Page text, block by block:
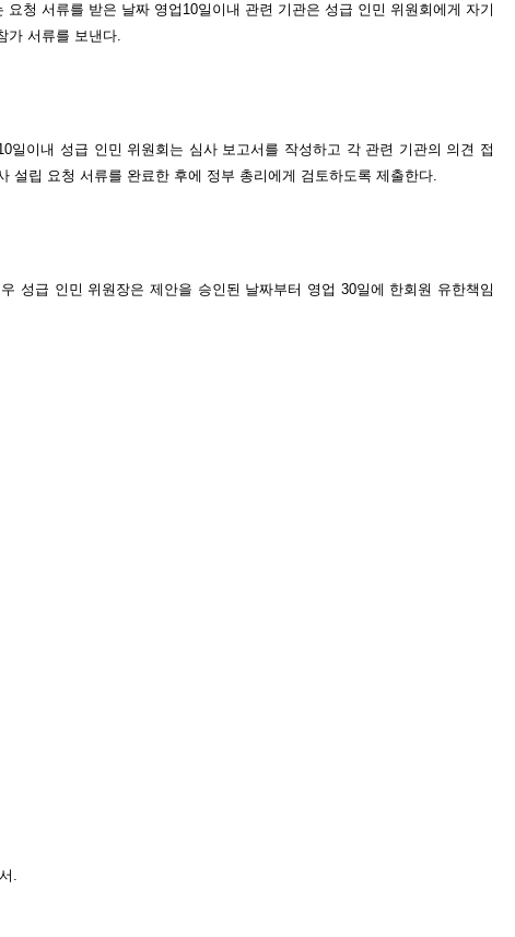
요청 서류를 받은 날짜 영업10일이내 관련 기관은 성급 인민 위원회에게 자기
가 서류를 보낸다.
일이내 성급 인민 위원회는 심사 보고서를 작성하고 각 관련 기관의 의견 접
설립 요청 서류를 완료한 후에 정부 총리에게 검토하도록 제출한다.
성급 인민 위원장은 제안을 승인된 날짜부터 영업 30일에 한회원 유한책임
.